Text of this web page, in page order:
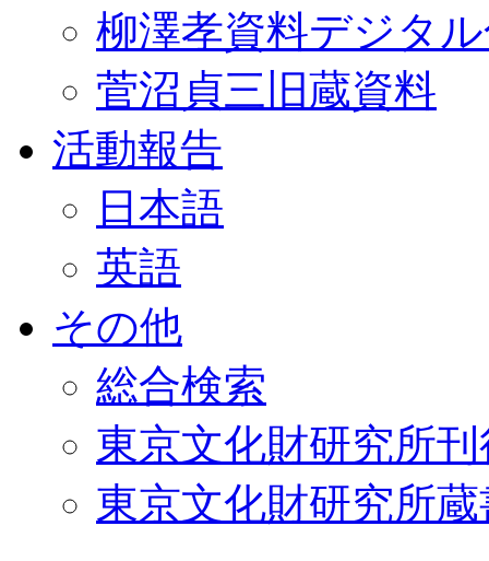
柳澤孝資料デジタ
菅沼貞三旧蔵資料
活動報告
日本語
英語
その他
総合検索
東京文化財研究所
東京文化財研究所